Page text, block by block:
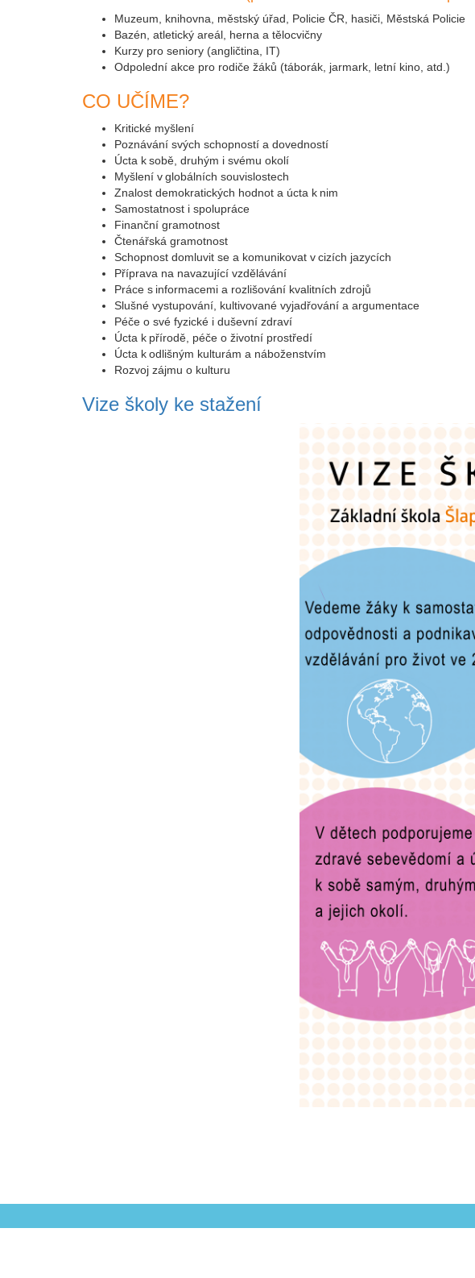
Muzeum, knihovna, městský úřad, Policie ČR, hasiči, Městská Policie
Bazén, atletický areál, herna a tělocvičny
Kurzy pro seniory (angličtina, IT)
Odpolední akce pro rodiče žáků (táborák, jarmark, letní kino, atd.)
CO UČÍME?
Kritické myšlení
Poznávání svých schopností a dovedností
Úcta k sobě, druhým i svému okolí
Myšlení v globálních souvislostech
Znalost demokratických hodnot a úcta k nim
Samostatnost i spolupráce
Finanční gramotnost
Čtenářská gramotnost
Schopnost domluvit se a komunikovat v cizích jazycích
Příprava na navazující vzdělávání
Práce s informacemi a rozlišování kvalitních zdrojů
Slušné vystupování, kultivované vyjadřování a argumentace
Péče o své fyzické i duševní zdraví
Úcta k přírodě, péče o životní prostředí
Úcta k odlišným kulturám a náboženstvím
Rozvoj zájmu o kulturu
Vize školy ke stažení